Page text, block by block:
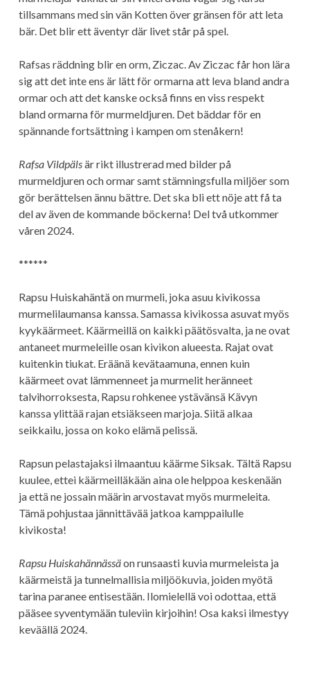
tillsammans med sin vän Kotten över gränsen för att leta
bär. Det blir ett äventyr där livet står på spel.
Rafsas räddning blir en orm, Ziczac. Av Ziczac får hon lära
sig att det inte ens är lätt för ormarna att leva bland andra
ormar och att det kanske också finns en viss respekt
bland ormarna för murmeldjuren. Det bäddar för en
spännande fortsättning i kampen om stenåkern!
Rafsa Vildpälsär rikt illustrerad med bilder på
murmeldjuren och ormar samt stämningsfulla miljöer som
gör berättelsen ännu bättre. Det ska bli ett nöje att få ta
del av även de kommande böckerna! Del två utkommer
våren 2024.
******
Rapsu Huiskahäntä on murmeli, joka asuu kivikossa
murmelilaumansa kanssa. Samassa kivikossa asuvat myös
kyykäärmeet. Käärmeillä on kaikki päätösvalta, ja ne ovat
antaneet murmeleille osan kivikon alueesta. Rajat ovat
kuitenkin tiukat. Eräänä kevätaamuna, ennen kuin
käärmeet ovat lämmenneet ja murmelit heränneet
talvihorroksesta, Rapsu rohkenee ystävänsä Kävyn
kanssa ylittää rajan etsiäkseen marjoja. Siitä alkaa
seikkailu, jossa on koko elämä pelissä.
Rapsun pelastajaksi ilmaantuu käärme Siksak. Tältä Rapsu
kuulee, ettei käärmeilläkään aina ole helppoa keskenään
ja että ne jossain määrin arvostavat myös murmeleita.
Tämä pohjustaa jännittävää jatkoa kamppailulle
kivikosta!
Rapsu Huiskahännässäon runsaasti kuvia murmeleista ja
käärmeistä ja tunnelmallisia miljöökuvia, joiden myötä
tarina paranee entisestään. Ilomielellä voi odottaa, että
pääsee syventymään tuleviin kirjoihin! Osa kaksi ilmestyy
keväällä 2024.